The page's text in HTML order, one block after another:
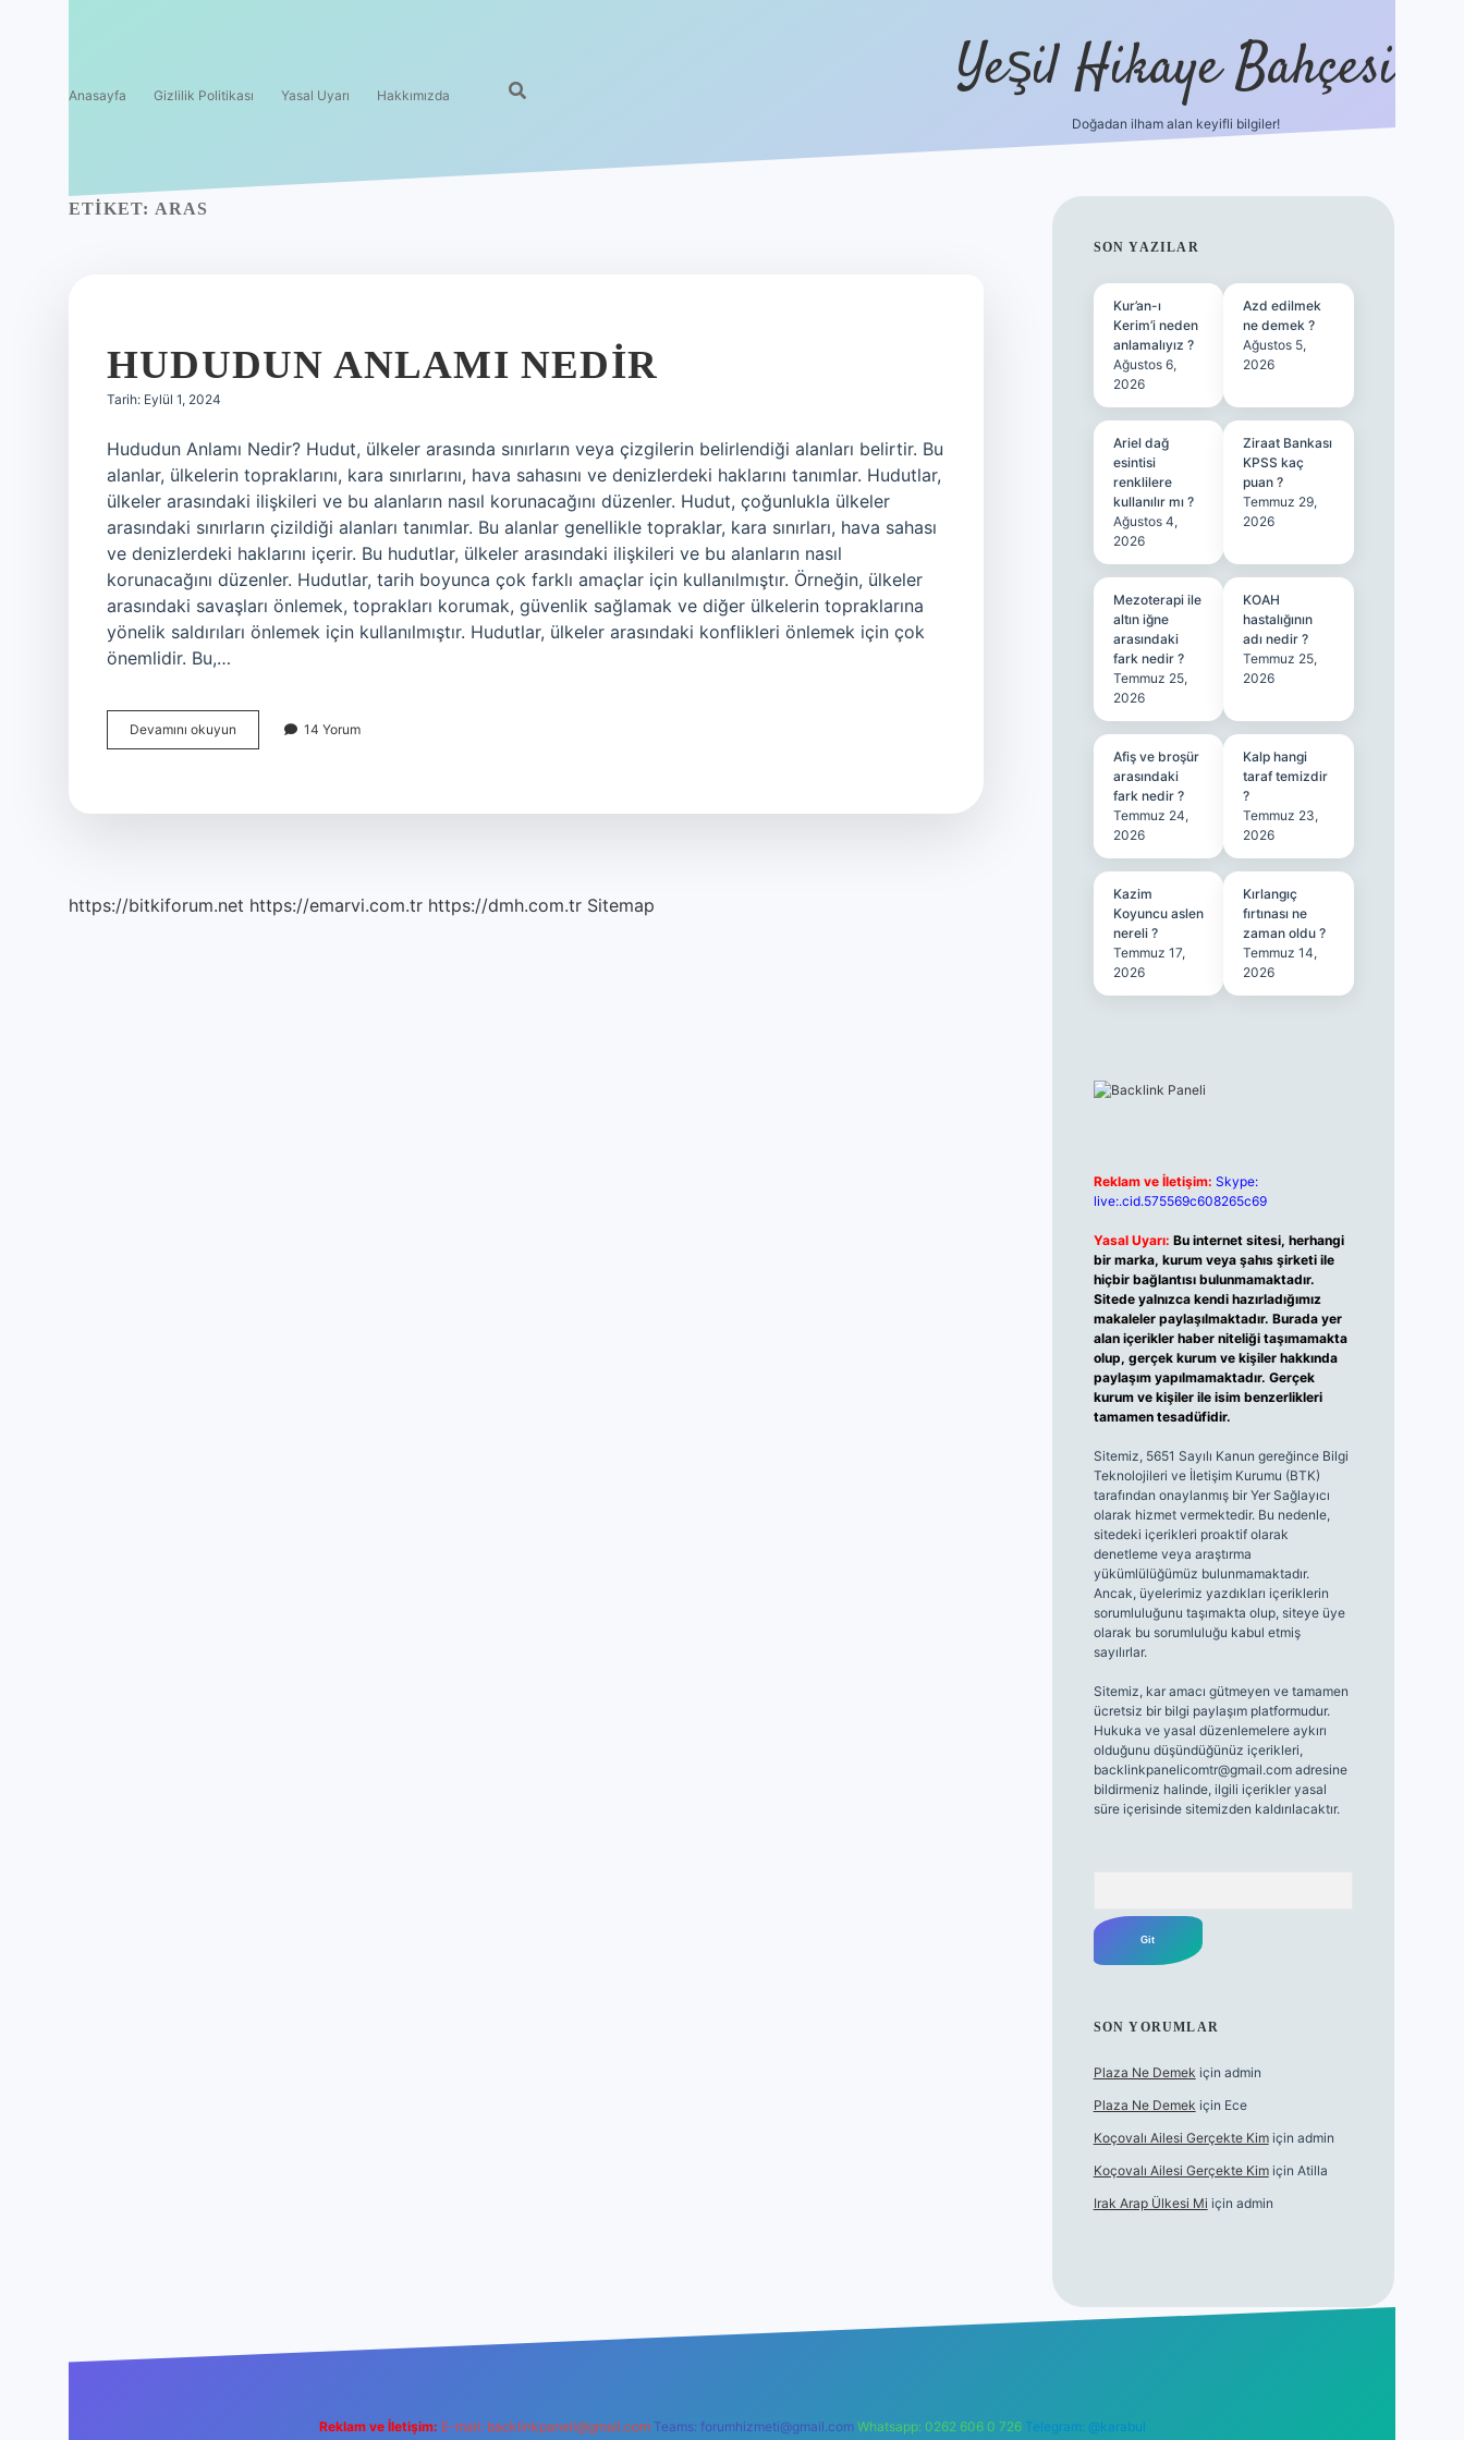
Anasayfa Gizlilik Politikası Yasal Uyarı Hakkımızda Yeşil Hikaye Bahçesi
Doğadan ilham alan keyifli bilgiler!
ETIKET: ARAS
HUDUDUN ANLAMI NEDIR
Tarih: Eylül 1, 2024
Hududun Anlamı Nedir? Hudut, ülkeler arasında sınırların veya çizgilerin belirlendiği alanları belirtir. Bu
alanlar, ülkelerin topraklarını, kara sınırlarını, hava sahasını ve denizlerdeki haklarını tanımlar. Hudutlar,
ülkeler arasındaki ilişkileri ve bu alanların nasıl korunacağını düzenler. Hudut, çoğunlukla ülkeler
arasındaki sınırların çizildiği alanları tanımlar. Bu alanlar genellikle topraklar, kara sınırları, hava sahası
ve denizlerdeki haklarını içerir. Bu hudutlar, ülkeler arasındaki ilişkileri ve bu alanların nasıl
korunacağını düzenler. Hudutlar, tarih boyunca çok farklı amaçlar için kullanılmıştır. Örneğin, ülkeler
arasındaki savaşları önlemek, toprakları korumak, güvenlik sağlamak ve diğer ülkelerin topraklarına
yönelik saldırıları önlemek için kullanılmıştır. Hudutlar, ülkeler arasındaki konflikleri önlemek için çok
önemlidir. Bu,…
Devamını okuyun Hududun
anlamı
14 Yorum
https://bitkiforum.net https://emarvi.com.tr https://dmh.com.tr Sitemap
SIDEBAR
SON YAZILAR
Kur’an-ı
Kerim’i neden
anlamalıyız ?
Ağustos 6,
2026
Azd edilmek
ne demek ?
Ağustos 5,
2026
Ariel dağ
esintisi
renklilere
kullanılır mı ?
Ağustos 4,
2026
Ziraat Bankası
KPSS kaç
puan ?
Temmuz 29,
2026
Mezoterapi ile
altın iğne
arasındaki
fark nedir ?
Temmuz 25,
2026
KOAH
hastalığının
adı nedir ?
Temmuz 25,
2026
Afiş ve broşür
arasındaki
fark nedir ?
Temmuz 24,
2026
Kalp hangi
taraf temizdir
?
Temmuz 23,
2026
Kazim
Koyuncu aslen
nereli ?
Temmuz 17,
2026
Kırlangıç
fırtınası ne
zaman oldu ?
Temmuz 14,
2026
Reklam ve İletişim: Skype:
live:.cid.575569c608265c69
Yasal Uyarı: Bu internet sitesi, herhangi
bir marka, kurum veya şahıs şirketi ile
hiçbir bağlantısı bulunmamaktadır.
Sitede yalnızca kendi hazırladığımız
makaleler paylaşılmaktadır. Burada yer
alan içerikler haber niteliği taşımamakta
olup, gerçek kurum ve kişiler hakkında
paylaşım yapılmamaktadır. Gerçek
kurum ve kişiler ile isim benzerlikleri
tamamen tesadüfidir.
Sitemiz, 5651 Sayılı Kanun gereğince Bilgi
Teknolojileri ve İletişim Kurumu (BTK)
tarafından onaylanmış bir Yer Sağlayıcı
olarak hizmet vermektedir. Bu nedenle,
sitedeki içerikleri proaktif olarak
denetleme veya araştırma
yükümlülüğümüz bulunmamaktadır.
Ancak, üyelerimiz yazdıkları içeriklerin
sorumluluğunu taşımakta olup, siteye üye
olarak bu sorumluluğu kabul etmiş
sayılırlar.
Sitemiz, kar amacı gütmeyen ve tamamen
ücretsiz bir bilgi paylaşım platformudur.
Hukuka ve yasal düzenlemelere aykırı
olduğunu düşündüğünüz içerikleri,
backlinkpanelicomtr@gmail.comadresine
bildirmeniz halinde, ilgili içerikler yasal
süre içerisinde sitemizden kaldırılacaktır.
SON YORUMLAR
Plaza Ne Demek için admin
Plaza Ne Demek için Ece
Koçovalı Ailesi Gerçekte Kimiçin admin
Koçovalı Ailesi Gerçekte Kimiçin Atilla
Irak Arap Ülkesi Mi için admin
ilbet güncel giriş adresiilbet
Reklam ve İletişim: E-mail: backlinkpaneli@gmail.com Teams: forumhizmeti@gmail.com Whatsapp: 0262 606 0 726 Telegram: @karabul